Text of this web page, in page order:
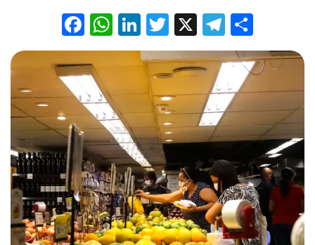
Facebook
WhatsApp
LinkedIn
Twitter
X